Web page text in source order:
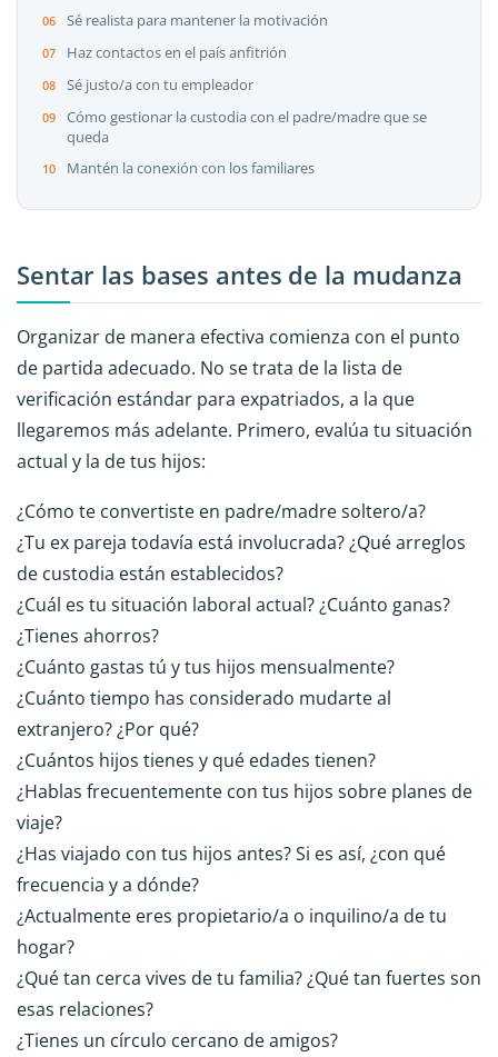
Sé realista para mantener la motivación
Haz contactos en el país anfitrión
Sé justo/a con tu empleador
Cómo gestionar la custodia con el padre/madre que se
queda
Mantén la conexión con los familiares
Sentar las bases antes de la mudanza
Organizar de manera efectiva comienza con el punto
de partida adecuado. No se trata de la lista de
verificación estándar para expatriados, a la que
llegaremos más adelante. Primero, evalúa tu situación
actual y la de tus hijos:
¿Cómo te convertiste en padre/madre soltero/a?
¿Tu ex pareja todavía está involucrada? ¿Qué arreglos
de custodia están establecidos?
¿Cuál es tu situación laboral actual? ¿Cuánto ganas?
¿Tienes ahorros?
¿Cuánto gastas tú y tus hijos mensualmente?
¿Cuánto tiempo has considerado mudarte al
extranjero? ¿Por qué?
¿Cuántos hijos tienes y qué edades tienen?
¿Hablas frecuentemente con tus hijos sobre planes de
viaje?
¿Has viajado con tus hijos antes? Si es así, ¿con qué
frecuencia y a dónde?
¿Actualmente eres propietario/a o inquilino/a de tu
hogar?
¿Qué tan cerca vives de tu familia? ¿Qué tan fuertes son
esas relaciones?
¿Tienes un círculo cercano de amigos?